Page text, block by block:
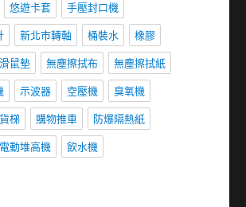
悠遊卡套 手壓封口機
新北市轉軸 桶裝水 橡膠
滑鼠墊 無塵擦拭布 無塵擦拭紙
示波器 空壓機 臭氧機
貨梯 購物推車 防爆隔熱紙
電動堆高機 飲水機